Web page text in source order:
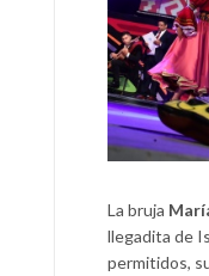
La bruja
llegadita de
permitidos,